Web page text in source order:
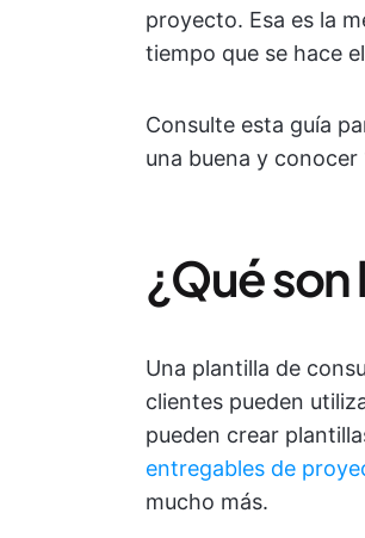
proyecto. Esa es la
tiempo que se hace
Consulte esta guía
una buena y conocer
¿Qué
Una plantilla de
clientes pueden
pueden crear
entregables de
mucho más.